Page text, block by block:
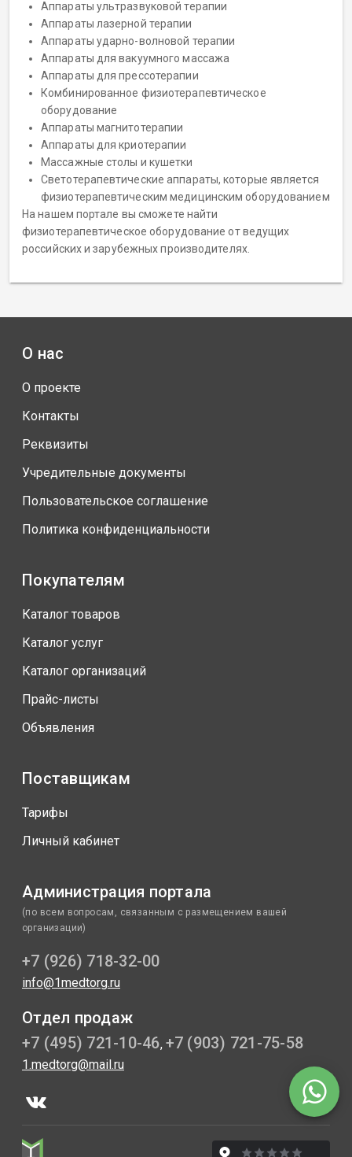
Аппараты ультразвуковой терапии
Аппараты лазерной терапии
Аппараты ударно-волновой терапии
Аппараты для вакуумного массажа
Аппараты для прессотерапии
Комбинированное физиотерапевтическое
оборудование
Аппараты магнитотерапии
Аппараты для криотерапии
Массажные столы и кушетки
Светотерапевтические аппараты, которые является
физиотерапевтическим медицинским оборудованием
На нашем портале вы сможете найти
физиотерапевтическое оборудование от ведущих
российских и зарубежных производителях.
О нас
О проекте
Контакты
Реквизиты
Учредительные документы
Пользовательское соглашение
Политика конфиденциальности
Покупателям
Каталог товаров
Каталог услуг
Каталог организаций
Прайс-листы
Объявления
Поставщикам
Тарифы
Личный кабинет
Администрация портала
(по всем вопросам, связанным с размещением вашей
организации)
+7 (926) 718-32-00
info@1medtorg.ru
Отдел продаж
+7 (495) 721-10-46, +7 (903) 721-75-58
1.medtorg@mail.ru